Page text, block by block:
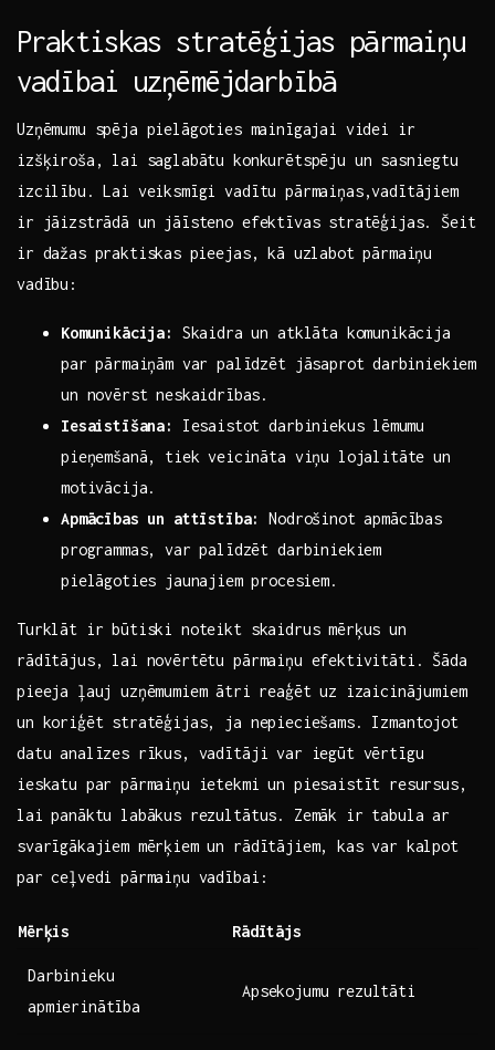
Praktiskas⁣ stratēģijas pārmaiņu
vadībai uzņēmējdarbībā
Uzņēmumu spēja pielāgoties ⁣mainīgajai videi ir
izšķiroša, lai saglabātu konkurētspēju un ‌sasniegtu
izcilību. Lai veiksmīgi vadītu pārmaiņas,vadītājiem
ir jāizstrādā​ un jāīsteno efektīvas stratēģijas. Šeit
ir dažas praktiskas ⁣pieejas, kā uzlabot pārmaiņu
vadību:
Komunikācija:
Skaidra un atklāta komunikācija
par pārmaiņām var palīdzēt jāsaprot ⁤darbiniekiem
un novērst neskaidrības.
Iesaistīšana:
Iesaistot darbiniekus ⁤lēmumu
pieņemšanā, tiek veicināta viņu lojalitāte‍ un
motivācija.
Apmācības un attīstība:
Nodrošinot ‌apmācības
programmas, var palīdzēt darbiniekiem
pielāgoties jaunajiem ⁣procesiem.
Turklāt ir būtiski noteikt skaidrus mērķus ‍un
rādītājus, lai novērtētu pārmaiņu efektivitāti. Šāda‍
pieeja ļauj uzņēmumiem⁢ ātri reaģēt uz izaicinājumiem
un koriģēt‍ stratēģijas, ja nepieciešams. Izmantojot
datu analīzes rīkus, vadītāji‌ var iegūt vērtīgu
ieskatu par pārmaiņu ietekmi un piesaistīt resursus,
lai panāktu​ labākus rezultātus. Zemāk ir tabula ar
svarīgākajiem mērķiem un rādītājiem, kas var kalpot‌
par ceļvedi pārmaiņu vadībai:
Mērķis Rādītājs
Darbinieku
apmierinātība
Apsekojumu rezultāti